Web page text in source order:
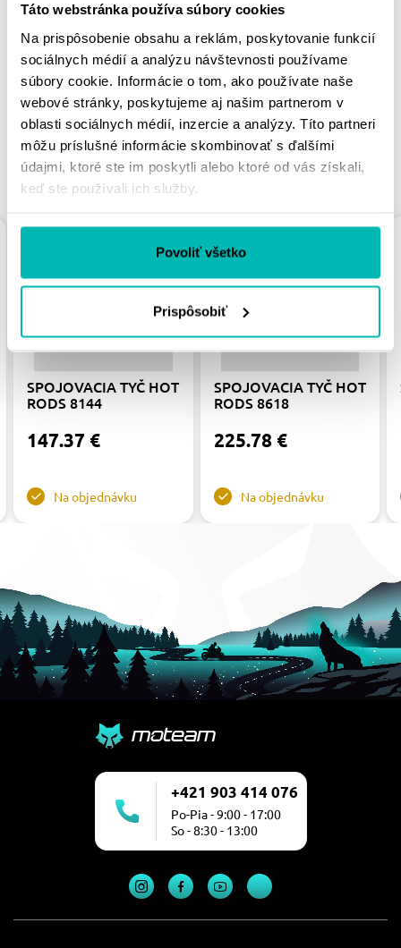
Táto webstránka používa súbory cookies
Na prispôsobenie obsahu a reklám, poskytovanie funkcií
sociálnych médií a analýzu návštevnosti používame
súbory cookie. Informácie o tom, ako používate naše
webové stránky, poskytujeme aj našim partnerom v
oblasti sociálnych médií, inzercie a analýzy. Títo partneri
môžu príslušné informácie skombinovať s ďalšími
údajmi, ktoré ste im poskytli alebo ktoré od vás získali,
keď ste používali ich služby.
Povoliť všetko
Prispôsobiť
MOHLO BY SA VÁM
PÁČIŤ
PODOBNÉ PRODUKTY
SPOJOVACIA TYČ HOT
RODS 8144
147.37 €
Na objednávku
SPOJOVACIA TYČ HOT
RODS 8618
225.78 €
Na objednávku
+421 903 414 076
Po-Pia - 9:00 - 17:00
So - 8:30 - 13:00